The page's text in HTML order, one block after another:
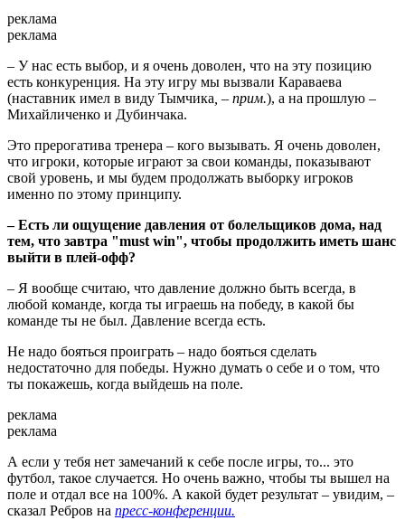
реклама
реклама
– У нас есть выбор, и я очень доволен, что на эту позицию
есть конкуренция. На эту игру мы вызвали Караваева
(наставник имел в виду Тымчика , – прим.), а на прошлую –
Михайличенко и Дубинчака.
Это прерогатива тренера – кого вызывать. Я очень доволен,
что игроки, которые играют за свои команды, показывают
свой уровень, и мы будем продолжать выборку игроков
именно по этому принципу.
– Есть ли ощущение давления от болельщиков дома, над
тем, что завтра "must win", чтобы продолжить иметь шанс
выйти в плей-офф?
– Я вообще считаю, что давление должно быть всегда, в
любой команде, когда ты играешь на победу, в какой бы
команде ты не был. Давление всегда есть.
Не надо бояться проиграть – надо бояться сделать
недостаточно для победы. Нужно думать о себе и о том, что
ты покажешь, когда выйдешь на поле.
реклама
реклама
А если у тебя нет замечаний к себе после игры, то... это
футбол, такое случается. Но очень важно, чтобы ты вышел на
поле и отдал все на 100%. А какой будет результат – увидим, –
сказал Ребров на пресс-конференции.